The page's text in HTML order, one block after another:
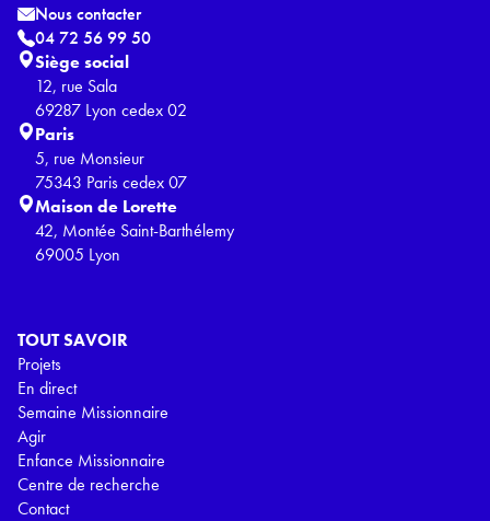
TOUT SAVOIR
Projets
En direct
Semaine Missionnaire
Agir
Enfance Missionnaire
Centre de recherche
Contact
Nous contacter
04 72 56 99 50
Siège social
12, rue Sala
69287 Lyon cedex 02
Paris
5, rue Monsieur
75343 Paris cedex 07
Maison de Lorette
42, Montée Saint-Barthélemy
69005 Lyon